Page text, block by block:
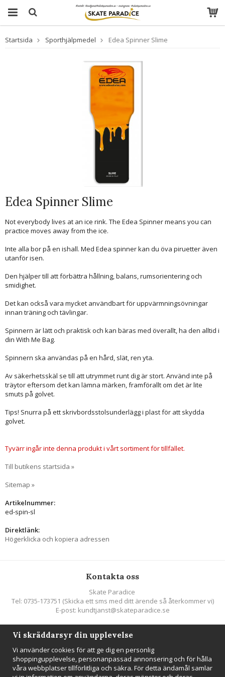
Startsida Sporthjälpmedel Edea Spinner Slime
Edea Spinner Slime
Not everybody lives at an ice rink. The Edea Spinner means you can
practice moves away from the ice.
Inte alla bor på en ishall. Med Edea spinner kan du öva piruetter även
utanför isen.
Den hjälper till att förbättra hållning, balans, rumsorientering och
smidighet.
Det kan också vara mycket användbart för uppvärmningsövningar
innan träning och tävlingar.
Spinnern är lätt och praktisk och kan bäras med överallt, ha den alltid i
din With Me Bag.
Spinnern ska användas på en hård, slät, ren yta.
Av säkerhetsskäl se till att utrymmet runt dig är stort. Använd inte på
träytor eftersom det kan lämna märken, framförallt om det är lite
smuts på golvet.
Tips! Snurra på ett skrivbordsstolsunderlägg i plast för att skydda
golvet.
Tyvärr ingår inte denna produkt i vårt sortiment för tillfället.
Till butikens startsida »
Sitemap »
Artikelnummer:
ed-spin-sl
Direktlänk:
Högerklicka och kopiera adressen
Kontakta oss
Skate Paradice
Tel: 0735-173751 (Skicka ett sms med ditt ärende så återkommer vi)
E-post: kundtjanst@skateparadice.se
Följ oss
Vi skräddarsyr din upplevelse
Vi använder cookies för att ge dig en personlig
shoppingupplevelse, personanpassad annonsering och för hålla
våra webbplatser tillförlitliga och säkra. För detta ändamål samlar